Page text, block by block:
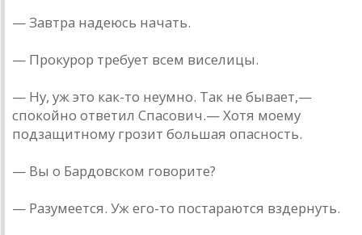
— Завтра надеюсь начать.
— Прокурор требует всем виселицы.
— Ну, уж это как-то неумно. Так не бывает,—
спокойно ответил Спасович.— Хотя моему
подзащитному грозит большая опасность.
— Вы о Бардовском говорите?
— Разумеется. Уж его-то постараются вздернуть.